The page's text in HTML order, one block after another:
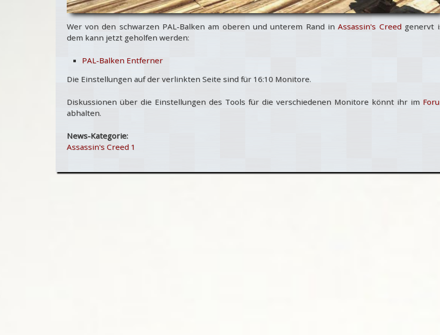
Wer von den schwarzen PAL-Balken am oberen und unterem Rand inAssassin's Creedgenervt
dem kann jetzt geholfen werden:
PAL-Balken Entferner
Die Einstellungen auf der verlinkten Seite sind für 16:10 Monitore.
Diskussionen über die Einstellungen des Tools für die verschiedenen Monitore könnt ihr im
abhalten.
News-Kategorie:
Assassin's Creed 1